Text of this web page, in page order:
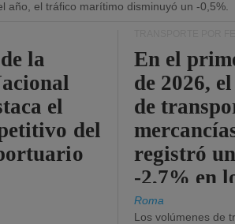
año, el tráfico marítimo disminuyó un -0,5%.
la
el
del
En el
de 2026,
de
registró
-2,7% en
Roma
Los volúmenes de